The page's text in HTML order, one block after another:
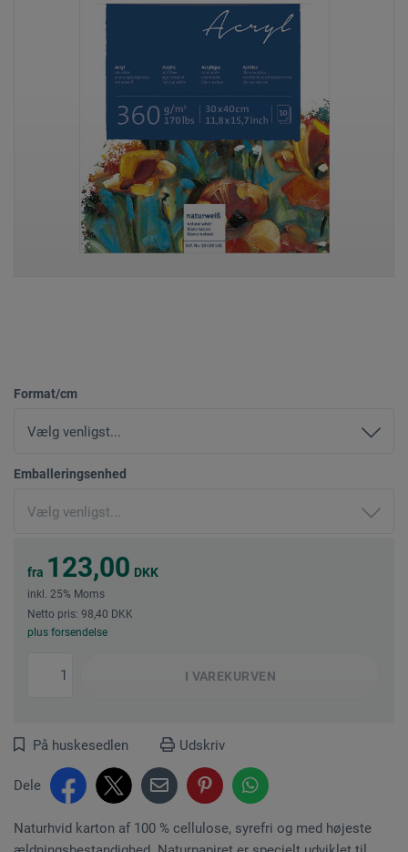
Format/cm
Emballeringsenhed
fra 123,00 DKK
inkl. 25% Moms
Netto pris: 98,40 DKK
plus forsendelse
I VAREKURVEN
På huskesedlen Udskriv
Dele
Naturhvid karton af 100 % cellulose, syrefri og med højeste